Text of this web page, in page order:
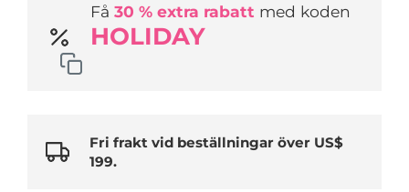
Få30 % extra rabatt med koden
HOLIDAY
Fri frakt vid beställningar över US$
199.
Specialerbjudanden
Rödljusterapi
Frankrike Förväntad leverans8/10/26
Tyskland